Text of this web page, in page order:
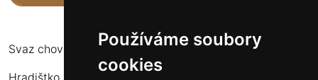
Používáme soubory
cookies
Svaz chovatelů koní Kinských